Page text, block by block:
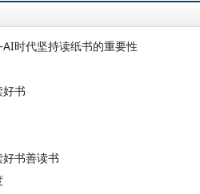
时代坚持读纸书的重要性
书
书善读书